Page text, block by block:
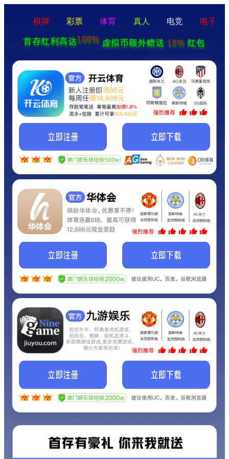
棋牌 彩票 体育 真人 电竞 电子
首存红利高达100%
虚拟币额外赠送 15% 红包